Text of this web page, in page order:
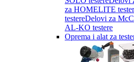
za HOMELITE
testereDelovi za
AL-KO testere
Oprema i alat za